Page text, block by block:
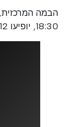
הבמה
18:30, יופיעו 12 אמנים, ארבעה בכל יום.